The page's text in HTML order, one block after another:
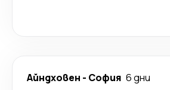
Айндховен - София 6 дни